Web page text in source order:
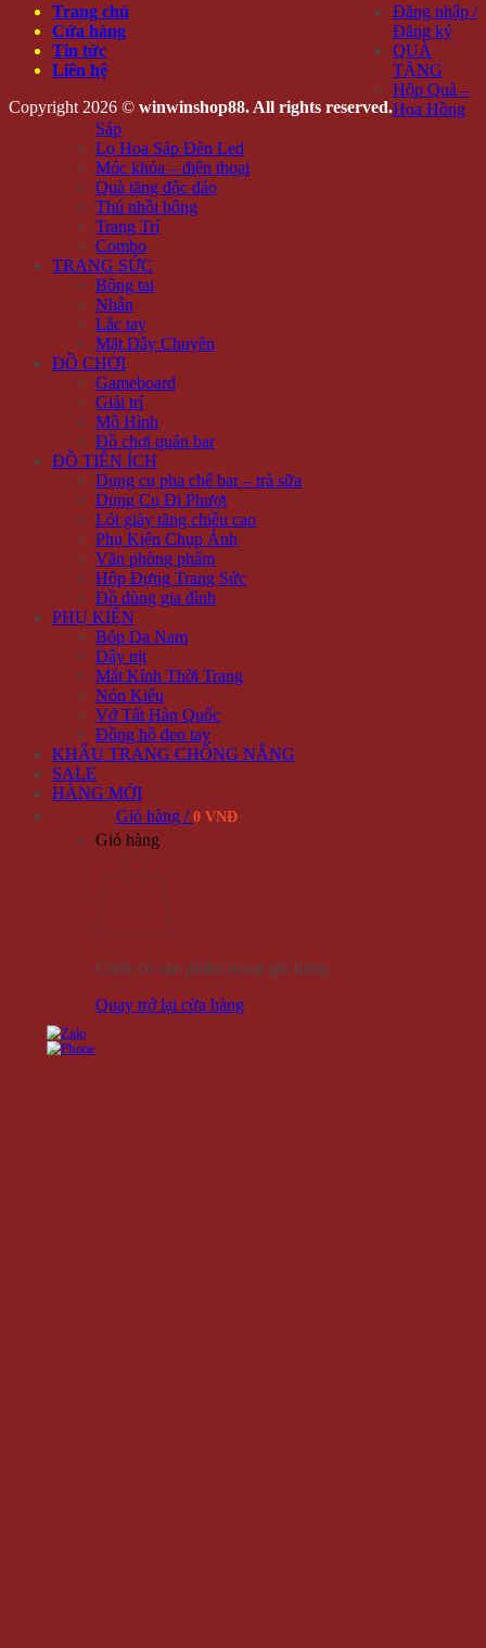
Trang chủ
Cửa hàng
Tin tức
Liên hệ
Copyright 2026 © winwinshop88. All rights reserved.
Đăng nhập /
Đăng ký
QUÀ
TẶNG
Hộp Quà –
Hoa Hồng
Sáp
Lọ Hoa Sáp Đèn Led
Móc khóa – điện thoại
Quà tặng độc đáo
Thú nhồi bông
Trang Trí
Combo
TRANG SỨC
Bông tai
Nhẫn
Lắc tay
Mặt Dây Chuyền
ĐỒ CHƠI
Gameboard
Giải trí
Mô Hình
Đồ chơi quán bar
ĐỒ TIỆN ÍCH
Dụng cụ pha chế bar – trà sữa
Dụng Cụ Đi Phượt
Lót giày tăng chiều cao
Phụ Kiện Chụp Ảnh
Văn phòng phẩm
Hộp Đựng Trang Sức
Đồ dùng gia đình
PHỤ KIỆN
Bóp Da Nam
Dây nịt
Mắt Kính Thời Trang
Nón Kiểu
Vớ Tất Hàn Quốc
Đồng hồ đeo tay
KHẨU TRANG CHỐNG NẮNG
SALE
HÀNG MỚI
Giỏ hàng / 0 VNĐ
Giỏ hàng
Chưa có sản phẩm trong giỏ hàng.
Quay trở lại cửa hàng